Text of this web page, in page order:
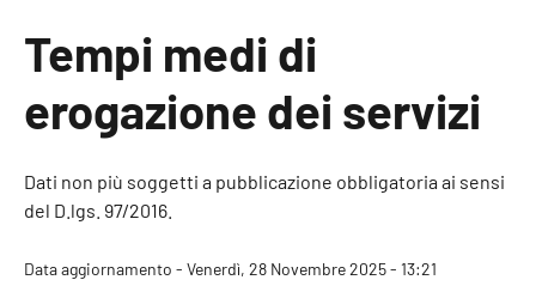
Tempi medi di
erogazione dei servizi
Dati non più soggetti a pubblicazione obbligatoria ai sensi
del D.lgs. 97/2016.
Data aggiornamento - Venerdì, 28 Novembre 2025 - 13:21